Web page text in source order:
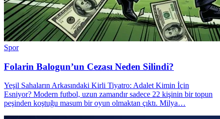
Spor
Folarin Balogun’un Cezası Neden Silindi?
Yeşil Sahaların Arkasındaki Kirli Tiyatro: Adalet Kimin İçin
Esniyor? Modern futbol, uzun zamandır sadece 22 kişinin bir topun
peşinden koştuğu masum bir oyun olmaktan çıktı. Milya…